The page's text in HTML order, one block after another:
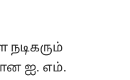
ஐ. எம்.